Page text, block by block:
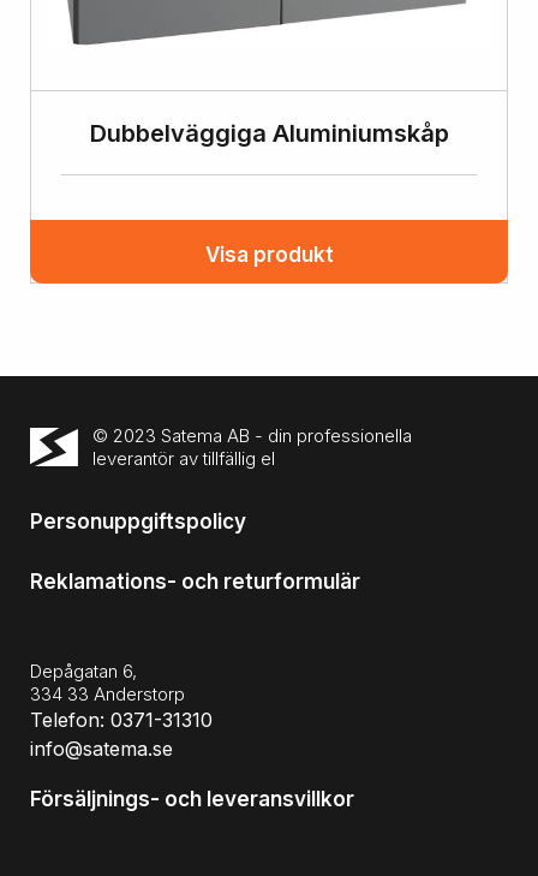
Dubbelväggiga Aluminiumskåp
Visa produkt
© 2023 Satema AB - din professionella
leverantör av tillfällig el
Personuppgiftspolicy
Reklamations- och returformulär
Depågatan 6,
334 33 Anderstorp
Telefon: 0371-31310
info@satema.se
Försäljnings- och leveransvillkor